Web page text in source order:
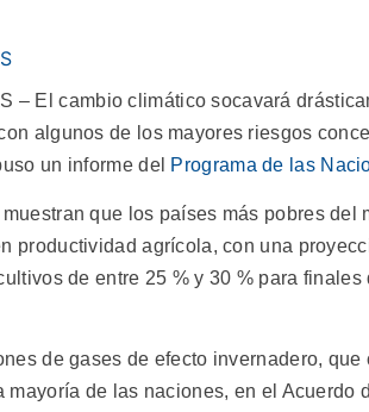
– El cambio climático socavará
algunos de los mayores riesgos
un informe del Programa de las
que los países más pobres
productividad agrícola, con una
de entre 25 % y 30 % para
de gases de efecto invernadero,
mayoría de las naciones, en el Acuerdo